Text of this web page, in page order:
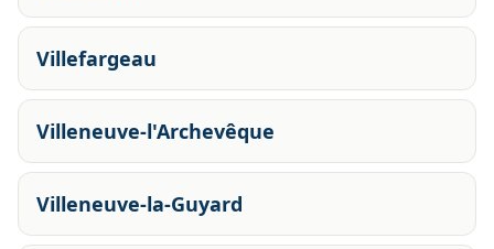
Villefargeau
Villeneuve-l'Archevêque
Villeneuve-la-Guyard